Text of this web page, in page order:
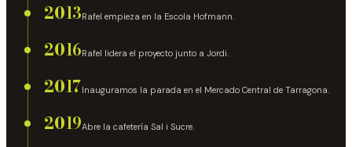
2013Rafel empieza en la Escola Hofmann.
2016Rafel lidera el proyecto junto a Jordi.
2017Inauguramos la parada en el Mercado Central de Tarragona.
2019Abre la cafetería Sal i Sucre.